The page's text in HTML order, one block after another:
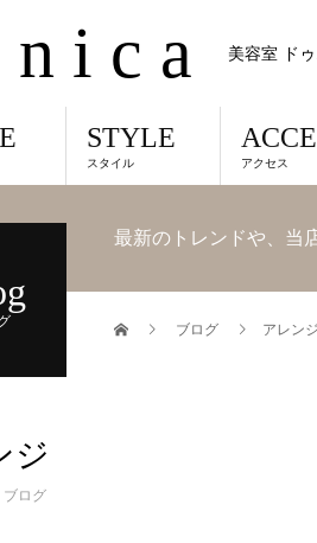
n i c a 美容室 ド
STYLE
スタイル アクセス
最新のトレンドや、当
ブログ アレンジ
ジ
ブログ